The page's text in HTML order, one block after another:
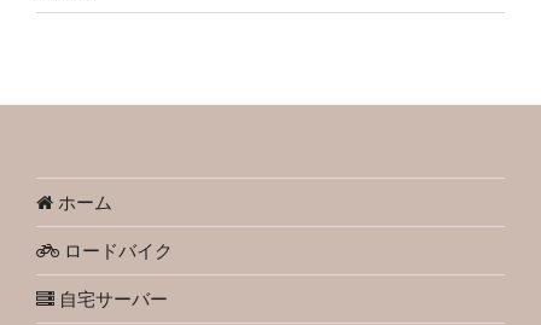
ホーム
ロードバイク
自宅サーバー